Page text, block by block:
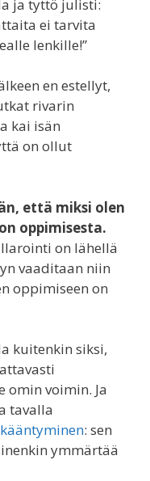
ja tyttö julisti:
ei tarvita
lenkille!”
en estellyt,
rivarin
kai isän
on ollut
että miksi olen
oppimisesta.
on lähellä
vaaditaan niin
oppimiseen on
kuitenkin siksi,
omin voimin. Ja
tavalla
: sen
ymmärtää